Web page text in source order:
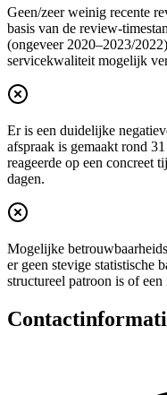
Geen/zeer weinig recente
basis van de review-
(ongeveer 2020–2023/
servicekwaliteit mogelijk
Er is een duidelijke
afspraak is gemaakt rond
reageerde op een concreet
dagen.
Mogelijke
er geen stevige statistische
structureel patroon is of een